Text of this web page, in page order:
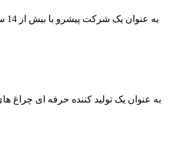
به عنوان یک تولید کننده حرفه ای